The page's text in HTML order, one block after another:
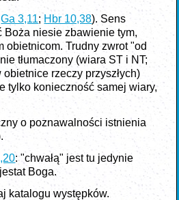
Ga 3,11; Hbr 10,38). Sens
Boża niesie zbawienie tym,
obietnicom. Trudny zwrot "od
tłumaczony (wiara ST i NT;
rzeczy przyszłych)
tylko konieczność samej wiary,
o poznawalności istnienia
: "chwałą" jest tu jedynie
Boga.
katalogu występków.